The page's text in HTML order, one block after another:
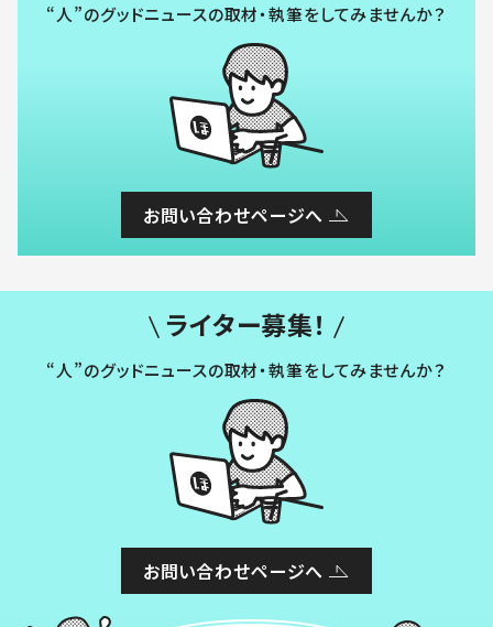
“人”のグッドニュースの取材・執筆をしてみませんか？
お問い合わせページへ
ライター募集！
“人”のグッドニュースの取材・執筆をしてみませんか？
お問い合わせページへ